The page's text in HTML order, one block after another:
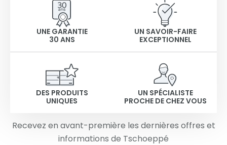
UNE GARANTIE
30 ANS
UN SAVOIR-FAIRE
EXCEPTIONNEL
DES PRODUITS
UNIQUES
UN SPÉCIALISTE
PROCHE DE CHEZ VOUS
Recevez en avant-première les dernières offres et
informations de Tschoeppé